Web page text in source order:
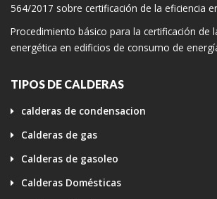
564/2017 sobre certificación de la eficiencia
Procedimiento básico para la certificación de
energética en edificios de consumo de
TIPOS DE CALDERAS
calderas de condensacion
Calderas de gas
Calderas de gasoleo
Calderas Domésticas